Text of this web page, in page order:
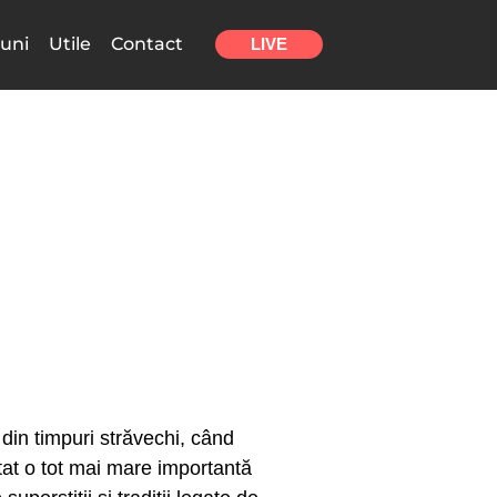
Utile Contact LIVE
timpuri străvechi, când
o tot mai mare importantă